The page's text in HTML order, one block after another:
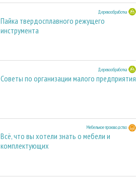
Деревообработка
Пайка твердосплавного режущего
инструмента
Деревообработка
Советы по организации малого предприятия
Мебельное производство
Всё, что вы хотели знать о мебели и
комплектующих